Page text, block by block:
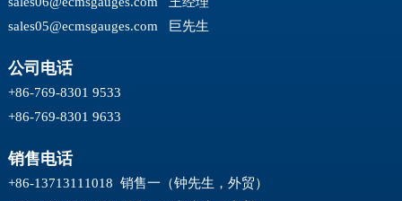
sales05@ecmsgauges.com 巨先生
公司电话
+86-769-8301 9533
+86-769-8301 9633
销售电话
+86-13713111018 销售一（钟先生，外贸）